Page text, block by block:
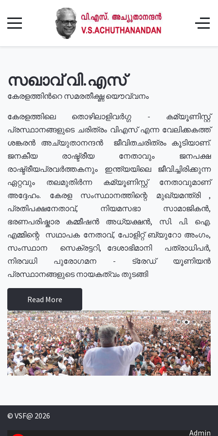
സഖാവ് വി.എസ്
കേരളത്തിൻറെ സമരതീക്ഷ്ണ യൌവ്വനം
കേരളത്തിലെ തൊഴിലാളിവർഗ്ഗ - കമ്യൂണിസ്റ്റ്
പ്രസ്ഥാനങ്ങളുടെ ചരിത്രം വിഎസ് എന്ന വേലിക്കകത്ത്
ശങ്കരൻ അച്യുതാനന്ദൻ ജീവിതചരിത്രം കൂടിയാണ്.
ജനകീയ രാഷ്ട്രീയ നേതാവും ജനപക്ഷ
രാഷ്ട്രീയപ്രവർത്തകനും ഇന്ത്യയിലെ ജീവിച്ചിരിക്കുന്ന
ഏറ്റവും തലമുതിർന്ന കമ്യൂണിസ്റ്റ് നേതാവുമാണ്
അദ്ദേഹം. കേരള സംസ്ഥാനത്തിന്റെ മുഖ്യമന്ത്രി ,
പ്രതിപക്ഷനേതാവ്, നിയമസഭാ സാമാജികൻ,
ഭരണപരിഷ്കാര കമ്മീഷൻ അധ്യക്ഷൻ, സി. പി. ഐ.
എമ്മിന്റെ സഥാപക നേതാവ്, പോളിറ്റ് ബ്യുറോ അംഗം,
സംസ്ഥാന സെക്രട്ടറി, ദേശാഭിമാനി പത്രാധിപർ,
നിരവധി പുരോഗമന - ട്രേഡ് യൂണിയൻ
പ്രസ്ഥാനങ്ങളുടെ നായകത്വം തുടങ്ങി
Read More
© VSF@ 2026
Admin